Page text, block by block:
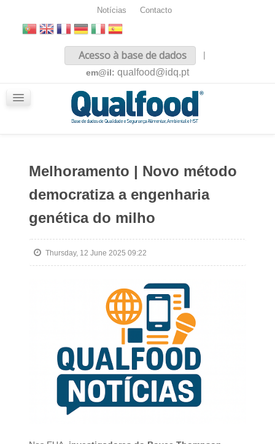
Notícias Contacto
Acesso à base de dados
|
em@il: qualfood@idq.pt
Melhoramento | Novo método
democratiza a engenharia
genética do milho
Thursday, 12 June 2025 09:22